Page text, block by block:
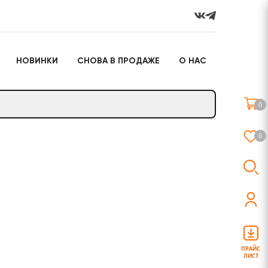
НОВИНКИ СНОВА В ПРОДАЖЕ О НАС
Настольные игры
Подарочные наборы
Слайм
0
0
ПРАЙС
ЛИСТ